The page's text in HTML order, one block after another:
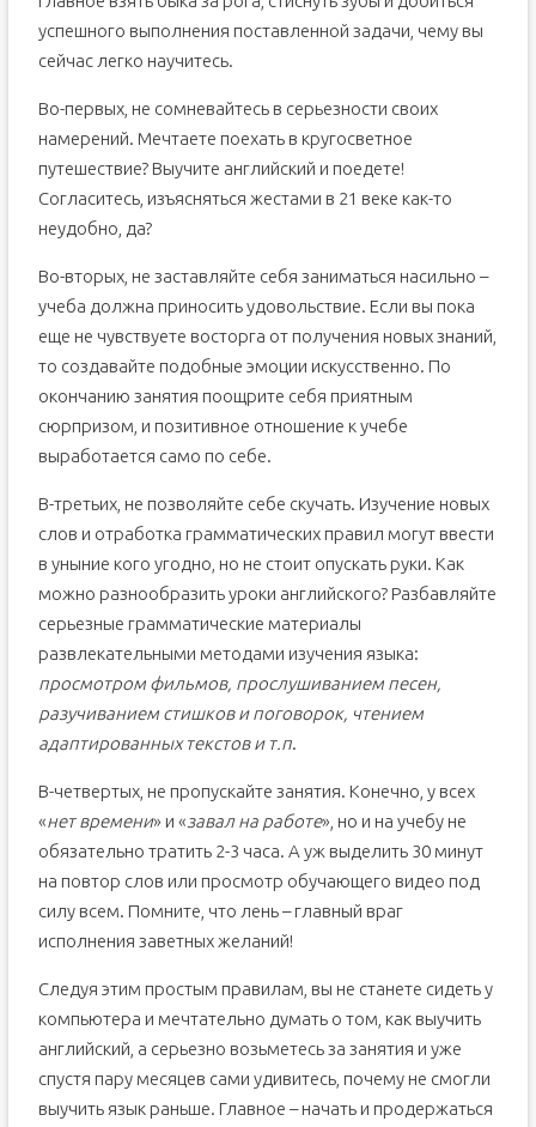
успешного выполнения поставленной задачи, чему вы
сейчас легко научитесь.
Во-первых, не сомневайтесь в серьезности своих
намерений. Мечтаете поехать в кругосветное
путешествие? Выучите английский и поедете!
Согласитесь, изъясняться жестами в 21 веке как-то
неудобно, да?
Во-вторых, не заставляйте себя заниматься насильно –
учеба должна приносить удовольствие. Если вы пока
еще не чувствуете восторга от получения новых знаний,
то создавайте подобные эмоции искусственно. По
окончанию занятия поощрите себя приятным
сюрпризом, и позитивное отношение к учебе
выработается само по себе.
В-третьих, не позволяйте себе скучать. Изучение новых
слов и отработка грамматических правил могут ввести
в уныние кого угодно, но не стоит опускать руки. Как
можно разнообразить уроки английского? Разбавляйте
серьезные грамматические материалы
развлекательными методами изучения языка:
просмотром фильмов, прослушиванием песен,
разучиванием стишков и поговорок, чтением
адаптированных текстов и т.п.
В-четвертых, не пропускайте занятия. Конечно, у всех
«нет времени» и «завал на работе», но и на учебу не
обязательно тратить 2-3 часа. А уж выделить 30 минут
на повтор слов или просмотр обучающего видео под
силу всем. Помните, что лень – главный враг
исполнения заветных желаний!
Следуя этим простым правилам, вы не станете сидеть у
компьютера и мечтательно думать о том, как выучить
английский, а серьезно возьметесь за занятия и уже
спустя пару месяцев сами удивитесь, почему не смогли
выучить язык раньше. Главное – начать и продержаться